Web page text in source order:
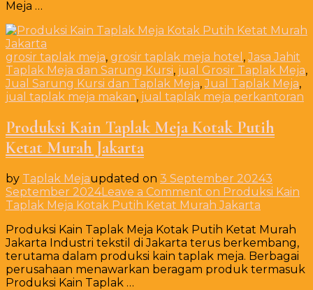
Meja …
grosir taplak meja, grosir taplak meja hotel ,Jasa Jahit
Taplak Meja dan Sarung Kursi, jual Grosir Taplak Meja,
Jual Sarung Kursi dan Taplak Meja,Jual Taplak Meja,
jual taplak meja makan, jual taplak meja perkantoran
Produksi Kain Taplak Meja Kotak Putih
Ketat Murah Jakarta
by Taplak Mejaupdated on 3 September 20243
September 2024Leave a Comment on Produksi Kain
Taplak Meja Kotak Putih Ketat Murah Jakarta
Produksi Kain Taplak Meja Kotak Putih Ketat Murah
Jakarta Industri tekstil di Jakarta terus berkembang,
terutama dalam produksi kain taplak meja. Berbagai
perusahaan menawarkan beragam produk termasuk
Produksi Kain Taplak …